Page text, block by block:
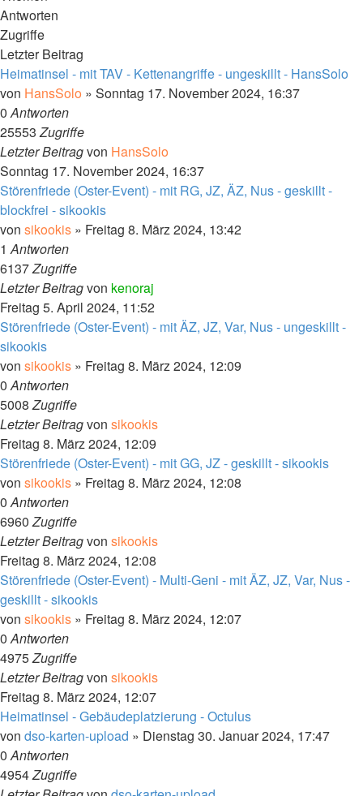
Antworten
Zugriffe
Letzter Beitrag
Heimatinsel - mit TAV - Kettenangriffe - ungeskillt - HansSolo
von HansSolo » Sonntag 17. November 2024, 16:37
0Antworten
25553Zugriffe
Letzter Beitragvon HansSolo
Sonntag 17. November 2024, 16:37
Störenfriede (Oster-Event) - mit RG, JZ, ÄZ, Nus - geskillt -
blockfrei - sikookis
von sikookis » Freitag 8. März 2024, 13:42
1Antworten
6137Zugriffe
Letzter Beitragvon kenoraj
Freitag 5. April 2024, 11:52
Störenfriede (Oster-Event) - mit ÄZ, JZ, Var, Nus - ungeskillt -
sikookis
von sikookis » Freitag 8. März 2024, 12:09
0Antworten
5008Zugriffe
Letzter Beitragvon sikookis
Freitag 8. März 2024, 12:09
Störenfriede (Oster-Event) - mit GG, JZ - geskillt - sikookis
von sikookis » Freitag 8. März 2024, 12:08
0Antworten
6960Zugriffe
Letzter Beitragvon sikookis
Freitag 8. März 2024, 12:08
Störenfriede (Oster-Event) - Multi-Geni - mit ÄZ, JZ, Var, Nus -
geskillt - sikookis
von sikookis » Freitag 8. März 2024, 12:07
0Antworten
4975Zugriffe
Letzter Beitragvon sikookis
Freitag 8. März 2024, 12:07
Heimatinsel - Gebäudeplatzierung - Octulus
von dso-karten-upload » Dienstag 30. Januar 2024, 17:47
0Antworten
4954Zugriffe